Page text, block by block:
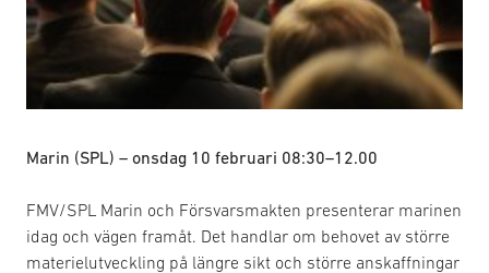
Marin (SPL) – onsdag 10 februari 08:30–12.00
FMV/SPL Marin och Försvarsmakten presenterar marinen
idag och vägen framåt. Det handlar om behovet av större
materielutveckling på längre sikt och större anskaffningar